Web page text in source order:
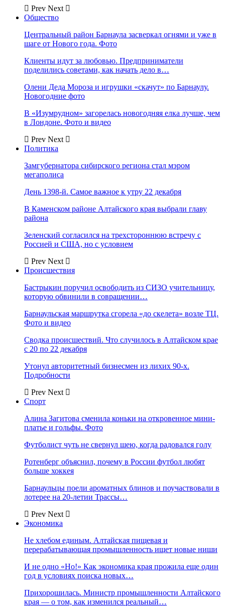
Prev Next
Общество
Центральный район Барнаула засверкал огнями и уже в
шаге от Нового года. Фото
Клиенты идут за любовью. Предприниматели
поделились советами, как начать дело в…
Олени Деда Мороза и игрушки «скачут» по Барнаулу.
Новогодние фото
В «Изумрудном» загорелась новогодняя елка лучше, чем
в Лондоне. Фото и видео
Prev Next
Политика
Замгубернатора сибирского региона стал мэром
мегаполиса
День 1398-й. Самое важное к утру 22 декабря
В Каменском районе Алтайского края выбрали главу
района
Зеленский согласился на трехстороннюю встречу с
Россией и США, но с условием
Prev Next
Происшествия
Бастрыкин поручил освободить из СИЗО учительницу,
которую обвинили в совращении…
Барнаульская маршрутка сгорела «до скелета» возле ТЦ.
Фото и видео
Сводка происшествий. Что случилось в Алтайском крае
с 20 по 22 декабря
Утонул авторитетный бизнесмен из лихих 90-х.
Подробности
Prev Next
Спорт
Алина Загитова сменила коньки на откровенное мини-
платье и гольфы. Фото
Футболист чуть не свернул шею, когда радовался голу
Ротенберг объяснил, почему в России футбол любят
больше хоккея
Барнаульцы поели ароматных блинов и поучаствовали в
лотерее на 20-летии Трассы…
Prev Next
Экономика
Не хлебом единым. Алтайская пищевая и
перерабатывающая промышленность ищет новые ниши
И не одно «Но!» Как экономика края прожила еще один
год в условиях поиска новых…
Прихорошилась. Министр промышленности Алтайского
края — о том, как изменился реальный…